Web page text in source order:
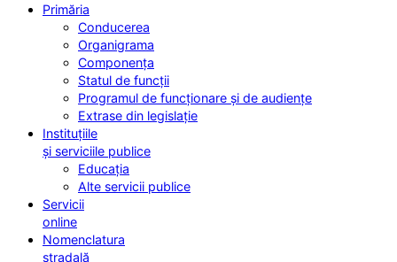
Primăria
Conducerea
Organigrama
Componența
Statul de funcții
Programul de funcționare și de audiențe
Extrase din legislație
Instituțiile
și serviciile publice
Educația
Alte servicii publice
Servicii
online
Nomenclatura
stradală